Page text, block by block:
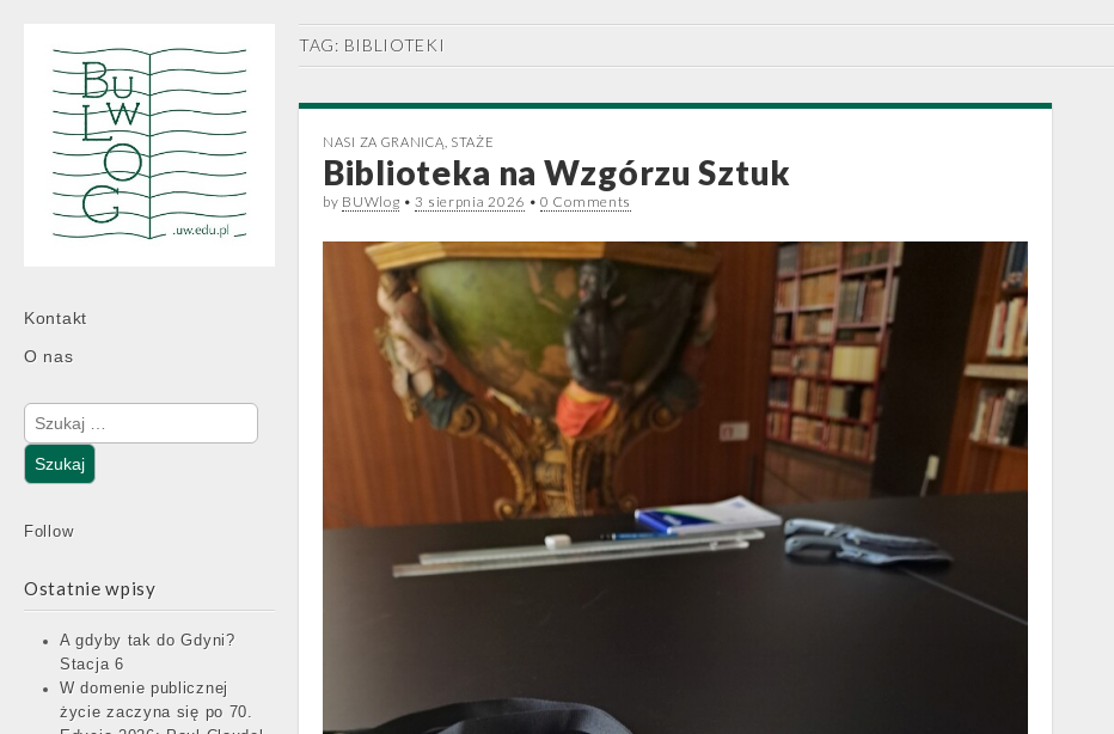
Main
menu
Skip
content
Kontakt
O nas
Szukaj:
Follow
Ostatnie wpisy
A gdyby tak do Gdyni?
Stacja 6
W domenie publicznej
życie zaczyna się po 70.
TAG: BIBLIOTEKI
NASI ZA GRANICĄ STAŻE
Biblioteka na Wzgórzu Sztuk
by BUWlog •3 sierpnia 2026 •0 Comments